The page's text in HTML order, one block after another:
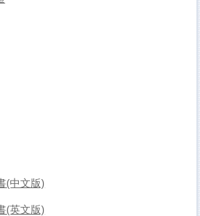
(中文版)
(英文版)